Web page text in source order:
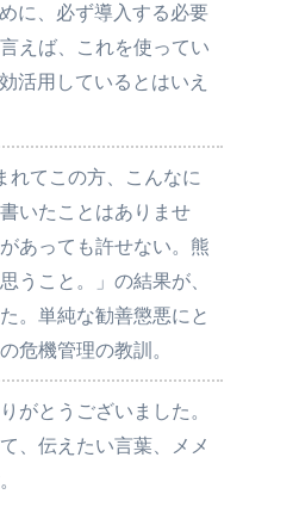
に、必ず導入する必要
えば、これを使ってい
活用しているとはいえ
れてこの方、こんなに
いたことはありませ
あっても許せない。熊
うこと。」の結果が、
。単純な勧善懲悪にと
危機管理の教訓。
がとうございました。
、伝えたい言葉、メメ